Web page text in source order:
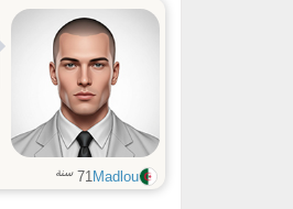
Madlou
71 سنة